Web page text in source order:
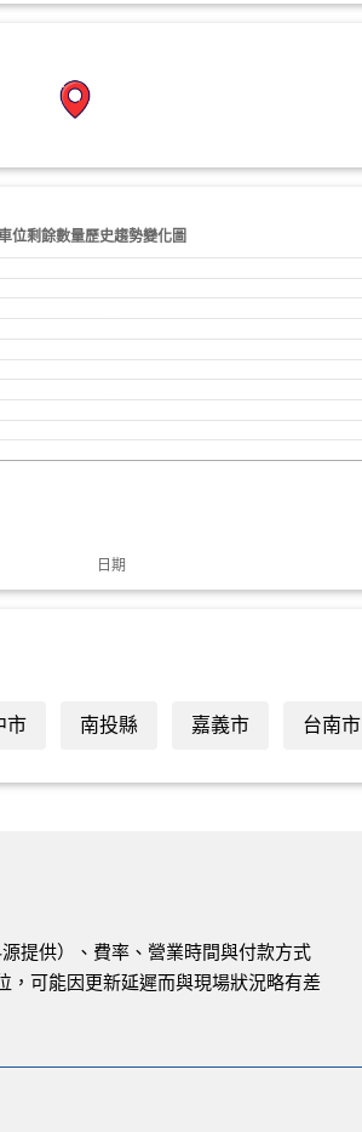
市 南投縣 嘉義市 台南市
提供）、費率、營業時間與付款方式
，可能因更新延遲而與現場狀況略有差